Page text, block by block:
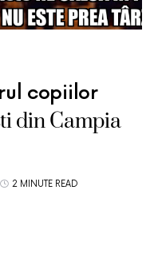
copiilor
din Campia
2 MINUTE READ